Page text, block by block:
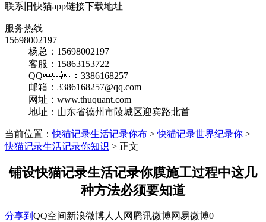
联系旧快猫app链接下载地址
服务热线
15698002197
杨总：15698002197
客服：15863153722
QQ：3386168257
邮箱：3386168257@qq.com
网址：www.thuquant.com
地址：山东省德州市陵城区迎宾路北首
当前位置：快猫记录生活记录你布 >快猫记录世界纪录你 >
快猫记录生活记录你知识 > 正文
铺设快猫记录生活记录你膜施工过程中这几
种方法必须要知道
分享到 QQ空间新浪微博人人网 腾讯微博网易微博0